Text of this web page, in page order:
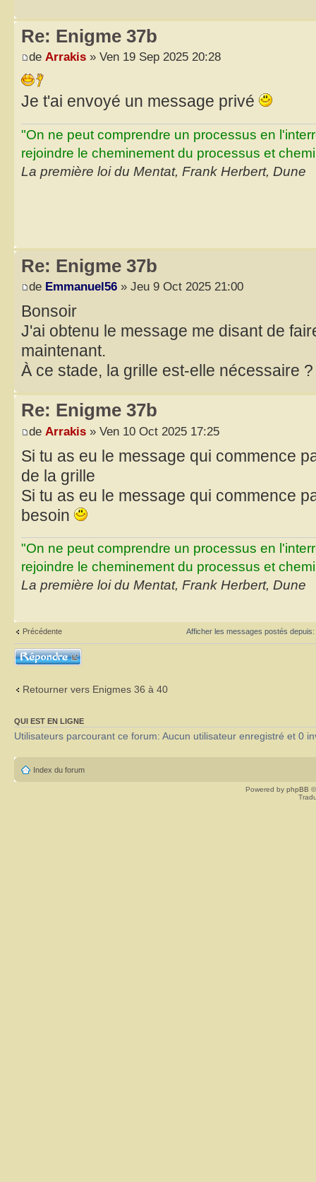
Re: Enigme 37b
de Arrakis » Ven 19 Sep 2025 20:28
Je t'ai envoyé un message privé
"On ne peut comprendre un processus en
rejoindre le cheminement du processus et
La première loi du Mentat, Frank Herbert, Dune
Re: Enigme 37b
de Emmanuel56 » Jeu 9 Oct 2025 21:00
Bonsoir
J'ai obtenu le message me disant de
maintenant.
À ce stade, la grille est-elle nécessaire ?
Re: Enigme 37b
de Arrakis » Ven 10 Oct 2025 17:25
Si tu as eu le message qui commence
de la grille
Si tu as eu le message qui commence
besoin
"On ne peut comprendre un processus en
rejoindre le cheminement du processus et
La première loi du Mentat, Frank Herbert, Dune
Précédente Afficher les messages postés depuis:
Répondre
Retourner vers Enigmes 36 à 40
QUI EST EN LIGNE
Utilisateurs parcourant ce forum: Aucun utilisateur enregistré et 0
Index du forum
Powered by phpBB